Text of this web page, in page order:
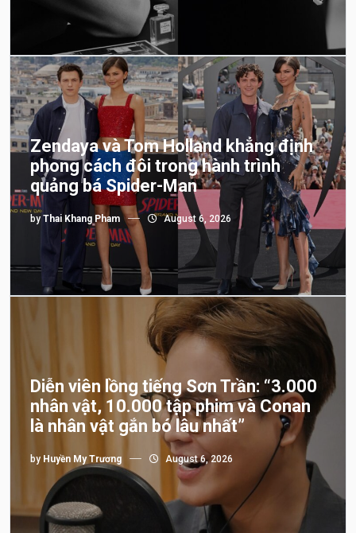
Zendaya và Tom Holland khẳng định
phong cách đôi trong hành trình
quảng bá Spider-Man
by Thai Khang Pham August 6, 2026
Diễn viên lồng tiếng Sơn Trần: “3.000
nhân vật, 10.000 tập phim và Conan
là nhân vật gắn bó lâu nhất”
by Huyền My Trương August 6, 2026